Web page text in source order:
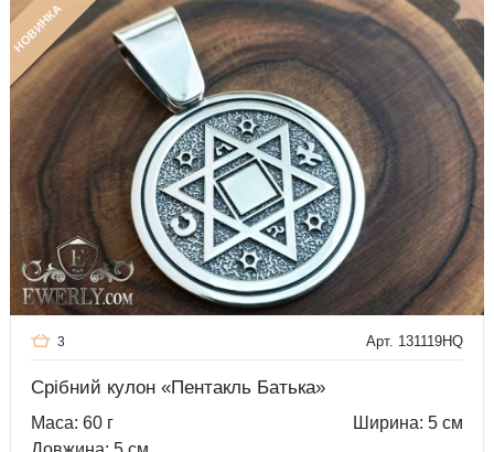
НОВИНКА
Арт. 131119HQ
3
Срібний кулон «Пентакль Батька»
Маса: 60 г
Ширина: 5 см